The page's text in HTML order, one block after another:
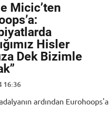
Micic’ten
Hisler
Dek Bizimle
16:36
ardından Eurohoops'a